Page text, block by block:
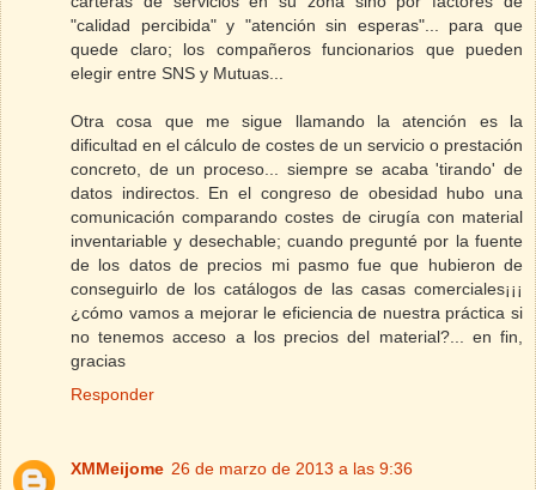
"calidad percibida" y "atención sin esperas"... para que
quede claro; los compañeros funcionarios que pueden
elegir entre SNS y Mutuas...
Otra cosa que me sigue llamando la atención es la
dificultad en el cálculo de costes de un servicio o prestación
concreto, de un proceso... siempre se acaba 'tirando' de
datos indirectos. En el congreso de obesidad hubo una
comunicación comparando costes de cirugía con material
inventariable y desechable; cuando pregunté por la fuente
de los datos de precios mi pasmo fue que hubieron de
conseguirlo de los catálogos de las casas comerciales¡¡¡
¿cómo vamos a mejorar le eficiencia de nuestra práctica si
no tenemos acceso a los precios del material?... en fin,
gracias
Responder
XMMeijome 26 de marzo de 2013 a las 9:36